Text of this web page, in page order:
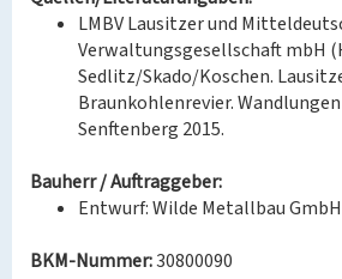
LMBV Lausitzer und
Verwaltungsgesellschaft mbH
Sedlitz/Skado/Koschen.
Braunkohlenrevier.
Senftenberg 2015.
Bauherr / Auftraggeber:
Entwurf: Wilde Metallbau GmbH
BKM-Nummer:30800090